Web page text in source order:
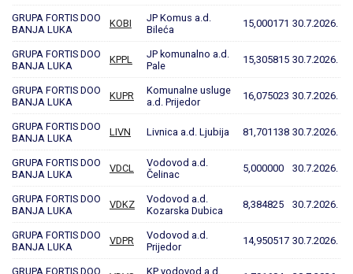
GRUPA FORTIS DOO
BANJA LUKA
KOBI
JP Komus a.d.
Bileća
15,000171 30.7.2026.
GRUPA FORTIS DOO
BANJA LUKA
KPPL
JP komunalno a.d.
Pale
15,305815 30.7.2026.
GRUPA FORTIS DOO
BANJA LUKA
KUPR
Komunalne usluge
a.d. Prijedor
16,075023 30.7.2026.
GRUPA FORTIS DOO
BANJA LUKA
LIVN Livnica a.d. Ljubija 81,701138 30.7.2026.
GRUPA FORTIS DOO
BANJA LUKA
VDCL
Vodovod a.d.
Čelinac
5,000000 30.7.2026.
GRUPA FORTIS DOO
BANJA LUKA
VDKZ
Vodovod a.d.
Kozarska Dubica
8,384825 30.7.2026.
GRUPA FORTIS DOO
BANJA LUKA
VDPR
Vodovod a.d.
Prijedor
14,950517 30.7.2026.
GRUPA FORTIS DOO
KP vodovod a.d.